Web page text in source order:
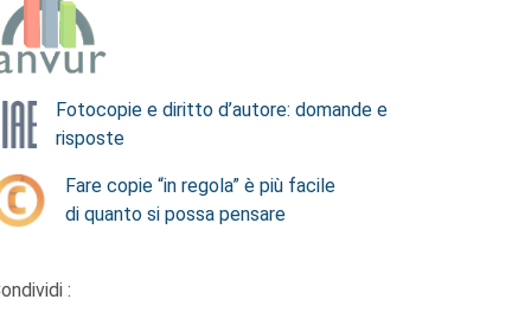
Fotocopie e diritto d’autore: domande e
risposte
Fare copie “in regola” è più facile
di quanto si possa pensare
: